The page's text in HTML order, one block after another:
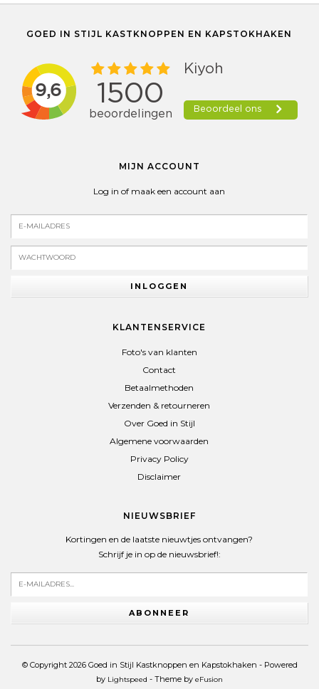
GOED IN STIJL KASTKNOPPEN EN KAPSTOKHAKEN
MIJN ACCOUNT
Log in of maak een account aan
INLOGGEN
KLANTENSERVICE
Foto's van klanten
Contact
Betaalmethoden
Verzenden & retourneren
Over Goed in Stijl
Algemene voorwaarden
Privacy Policy
Disclaimer
NIEUWSBRIEF
Kortingen en de laatste nieuwtjes ontvangen?
Schrijf je in op de nieuwsbrief!:
ABONNEER
© Copyright 2026 Goed in Stijl Kastknoppen en Kapstokhaken - Powered
by Lightspeed - Theme by eFusion